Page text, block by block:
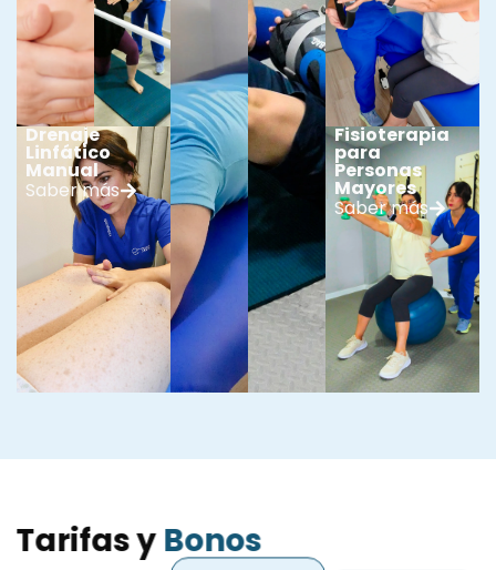
Drenaje
Linfático
Manual
Saber más
Fisioterapia
para
Personas
Mayores
Saber más
Tarifas yBonos